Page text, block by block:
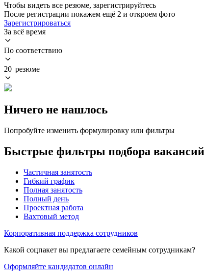
Чтобы видеть все резюме, зарегистрируйтесь
После регистрации покажем ещё 2 и откроем фото
Зарегистрироваться
За всё время
По соответствию
20 резюме
Ничего не нашлось
Попробуйте изменить формулировку или фильтры
Быстрые фильтры подбора вакансий
Частичная занятость
Гибкий график
Полная занятость
Полный день
Проектная работа
Вахтовый метод
Корпоративная поддержка сотрудников
Какой соцпакет вы предлагаете семейным сотрудникам?
Оформляйте кандидатов онлайн